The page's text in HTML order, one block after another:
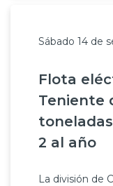
Sábado 14 de
Flota
Teniente
2 al año
La división de